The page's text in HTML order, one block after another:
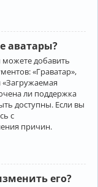
аватары?
можете добавить
«Граватар»,
«Загружаемая
ли поддержка
доступны. Если вы
с
причин.
его?